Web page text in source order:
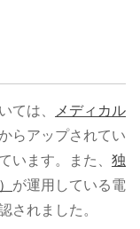
ては、
メディカル
らアップされてい
います。また、 独
が運用している電
されました。